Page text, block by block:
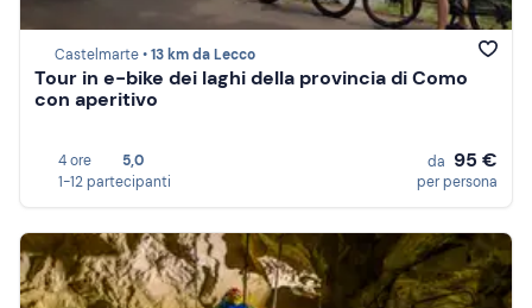
Castelmarte •13 km da Lecco
Tour in e-bike dei laghi della provincia di Como
con aperitivo
4 ore
5,0
1-12 partecipanti
da 95 €
per persona